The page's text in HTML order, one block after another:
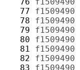
  77
f1509490
  78
f1509490
  79
f1509490
  80
f1509490
  81
f1509490
  82
f1509490
  83
f1509490